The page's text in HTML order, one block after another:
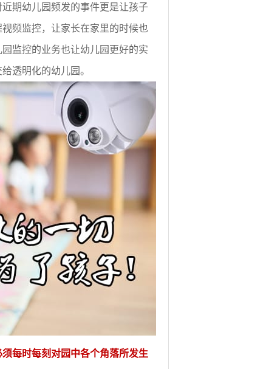
期幼儿园频发的事件更是让孩子
频监控，让家长在家里的时候也
监控的业务也让幼儿园更好的实
透明化的幼儿园。
每时每刻对园中各个角落所发生